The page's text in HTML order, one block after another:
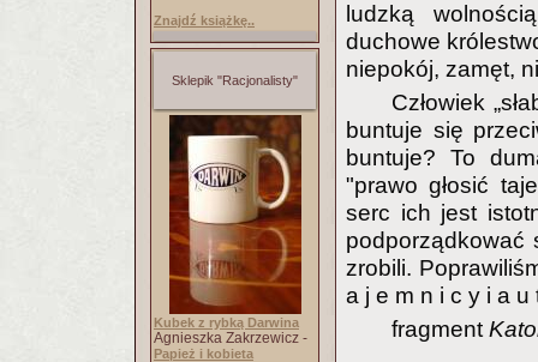
Znajdź książkę..
Sklepik "Racjonalisty"
Kubek z rybką Darwina
Agnieszka Zakrzewicz -
Papież i kobieta
ludzką
duchowe
niepokój, zamęt,
Człowiek
buntuje się
buntuje? To
"prawo głosić
serc ich jest
podporządkować
zrobili.
a j e m n i c y i a u
fragment